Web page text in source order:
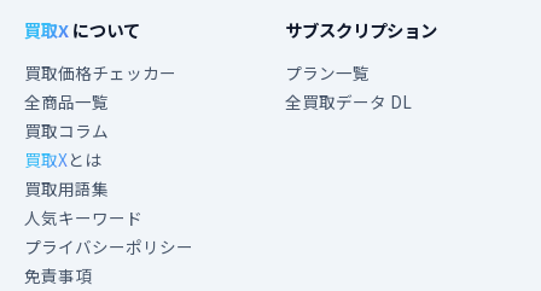
買取Xについて
買取価格チェッカー
全商品一覧
買取コラム
買取Xとは
買取用語集
人気キーワード
プライバシーポリシー
免責事項
サブスクリプション
プラン一覧
全買取データ DL